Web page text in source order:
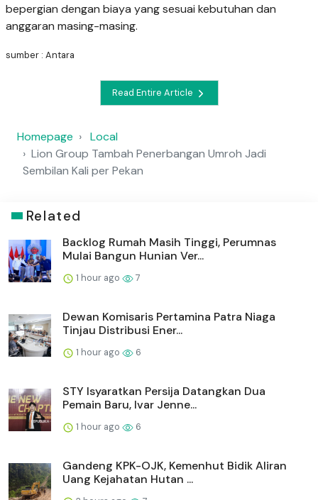
bepergian dengan biaya yang sesuai kebutuhan dan
anggaran masing-masing.
sumber : Antara
Read Entire Article
Homepage
Local
Lion Group Tambah Penerbangan Umroh Jadi
Sembilan Kali per Pekan
Related
Backlog Rumah Masih Tinggi, Perumnas
Mulai Bangun Hunian Ver...
1 hour ago 7
Dewan Komisaris Pertamina Patra Niaga
Tinjau Distribusi Ener...
1 hour ago 6
STY Isyaratkan Persija Datangkan Dua
Pemain Baru, Ivar Jenne...
1 hour ago 6
Gandeng KPK-OJK, Kemenhut Bidik Aliran
Uang Kejahatan Hutan ...